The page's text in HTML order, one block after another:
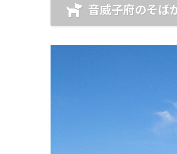
音威子府のそば